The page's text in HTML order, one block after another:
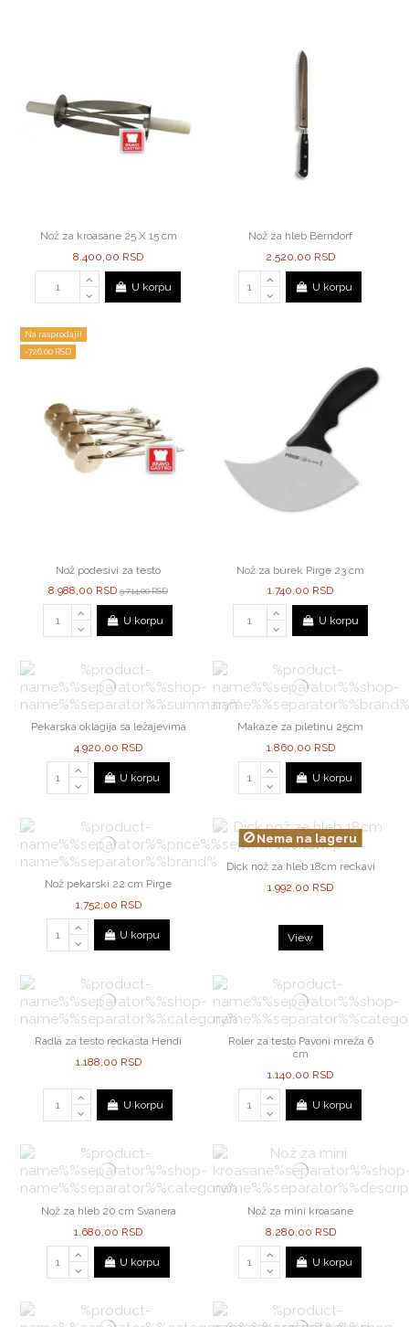
Nož za kroasane 25 X 15 cm
8.400,00 RSD
U korpu
Nož za hleb Berndorf
2.520,00 RSD
U korpu
Na rasprodaji!
-726,00 RSD
Nož podesivi za testo
8.988,00 RSD9.714,00 RSD
U korpu
Nož za burek Pirge 23 cm
1.740,00 RSD
U korpu
Pekarska oklagija sa ležajevima
4.920,00 RSD
U korpu
Makaze za piletinu 25cm
1.860,00 RSD
U korpu
Nož pekarski 22 cm Pirge
1.752,00 RSD
U korpu
Nema na lageru
Dick nož za hleb 18cm reckavi
1.992,00 RSD
View
Radla za testo reckasta Hendi
1.188,00 RSD
U korpu
Roler za testo Pavoni mreža 6
cm
1.140,00 RSD
U korpu
Nož za hleb 20 cm Svanera
1.680,00 RSD
U korpu
Nož za mini kroasane
8.280,00 RSD
U korpu